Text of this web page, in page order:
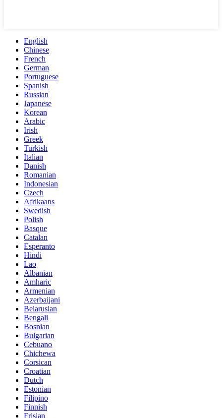
English
Chinese
French
German
Portuguese
Spanish
Russian
Japanese
Korean
Arabic
Irish
Greek
Turkish
Italian
Danish
Romanian
Indonesian
Czech
Afrikaans
Swedish
Polish
Basque
Catalan
Esperanto
Hindi
Lao
Albanian
Amharic
Armenian
Azerbaijani
Belarusian
Bengali
Bosnian
Bulgarian
Cebuano
Chichewa
Corsican
Croatian
Dutch
Estonian
Filipino
Finnish
Frisian